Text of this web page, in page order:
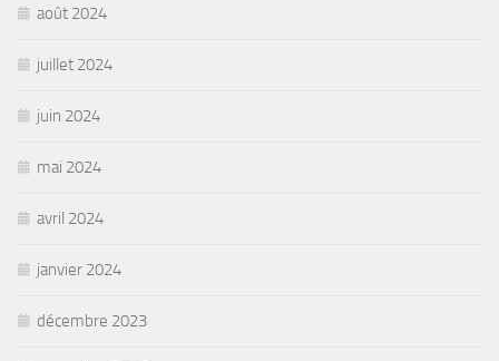
août 2024
juillet 2024
juin 2024
mai 2024
avril 2024
janvier 2024
décembre 2023